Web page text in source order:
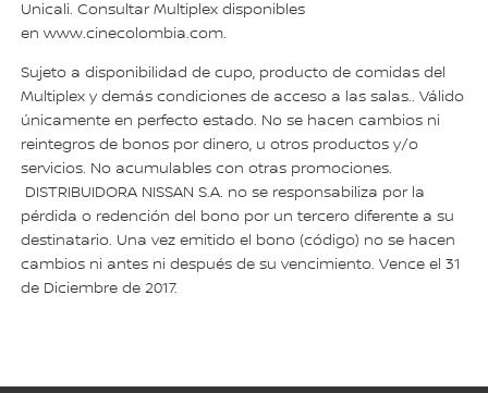
Unicali. Consultar Multiplex disponibles
en www.cinecolombia.com.
Sujeto a disponibilidad de cupo, producto de comidas del
Multiplex y demás condiciones de acceso a las salas.. Válido
únicamente en perfecto estado. No se hacen cambios ni
reintegros de bonos por dinero, u otros productos y/o
servicios. No acumulables con otras promociones.
DISTRIBUIDORA NISSAN S.A. no se responsabiliza por la
pérdida o redención del bono por un tercero diferente a su
destinatario. Una vez emitido el bono (código) no se hacen
cambios ni antes ni después de su vencimiento. Vence el 31
de Diciembre de 2017.